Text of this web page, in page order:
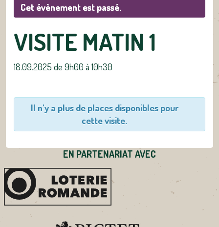
Cet évènement est passé.
VISITE MATIN 1
18.09.2025 de 9h00 à 10h30
Il n'y a plus de places disponibles pour
cette visite.
EN PARTENARIAT AVEC